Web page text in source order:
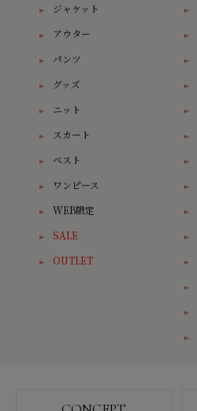
ジャケット
アウター
パンツ
グッズ
ニット
スカート
ベスト
ワンピース
WEB限定
SALE
OUTLET